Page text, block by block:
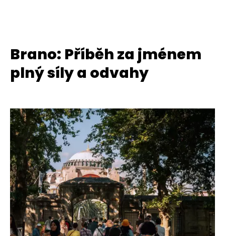
Brano: Příběh za jménem
plný síly a odvahy